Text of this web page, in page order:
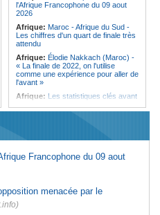
Ile Maurice:
Chetan Baboolall - Le
de Port-Louis
l'Afrique Francophone du 09 aout
2026
Afrique: Maroc - Afrique du Sud -
Les chiffres d'un quart de finale très
attendu
Afrique: Élodie Nakkach (Maroc) -
« La finale de 2022, on l'utilise
comme une expérience pour aller de
l'avant »
Afrique: Les statistiques clés avant
d'Ivoire et l'Algérie
la finale
Afrique:Côte d'Ivoire - Algérie, un
Sénégal bat la Tunisie et prend le
quart
Tunisie:
Francophone du 09 aout
menacée par le